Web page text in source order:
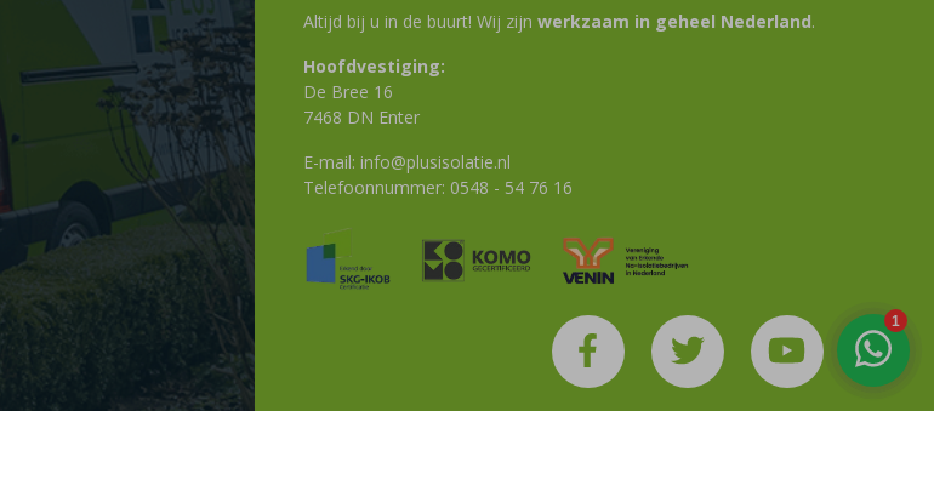
Altijd bij u in de buurt! Wij zijn werkzaam in geheel Nederland.
Hoofdvestiging:
De Bree 16
7468 DN Enter
E-mail: info@plusisolatie.nl
Telefoonnummer: 0548 - 54 76 16